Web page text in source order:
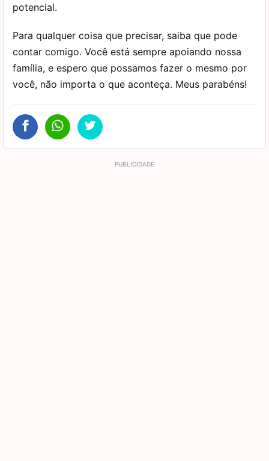
potencial.
Para qualquer coisa que precisar, saiba que pode
contar comigo. Você está sempre apoiando nossa
família, e espero que possamos fazer o mesmo por
você, não importa o que aconteça. Meus parabéns!